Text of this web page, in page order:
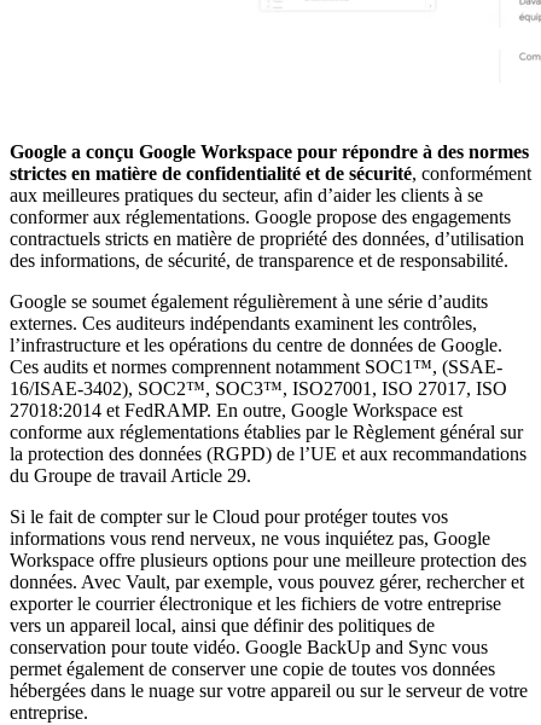
Google a conçu Google Workspace pour répondre à des normes
strictes en matière de confidentialité et de sécurité, conformément
aux meilleures pratiques du secteur, afin d’aider les clients à se
conformer aux réglementations. Google propose des engagements
contractuels stricts en matière de propriété des données, d’utilisation
des informations, de sécurité, de transparence et de responsabilité.
Google se soumet également régulièrement à une série d’audits
externes. Ces auditeurs indépendants examinent les contrôles,
l’infrastructure et les opérations du centre de données de Google.
Ces audits et normes comprennent notamment SOC1™, (SSAE-
16/ISAE-3402), SOC2™, SOC3™, ISO27001, ISO 27017, ISO
27018:2014 et FedRAMP. En outre, Google Workspace est
conforme aux réglementations établies par le Règlement général sur
la protection des données (RGPD) de l’UE et aux recommandations
du Groupe de travail Article 29.
Si le fait de compter sur le Cloud pour protéger toutes vos
informations vous rend nerveux, ne vous inquiétez pas, Google
Workspace offre plusieurs options pour une meilleure protection des
données. Avec Vault, par exemple, vous pouvez gérer, rechercher et
exporter le courrier électronique et les fichiers de votre entreprise
vers un appareil local, ainsi que définir des politiques de
conservation pour toute vidéo. Google BackUp and Sync vous
permet également de conserver une copie de toutes vos données
hébergées dans le nuage sur votre appareil ou sur le serveur de votre
entreprise.